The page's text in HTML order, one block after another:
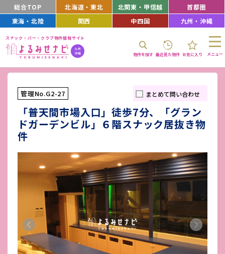
総合TOP 北海道・東北 北関東・甲信越
首都圏
東海・北陸
関西 中四国 九州・沖縄
スナック・バー・クラブ物件情報サイト
物件を探す 最近見た物件 お気に入り メニュー
管理No.G2-27 まとめて問い合わせ
「普天間市場入口」徒歩7分、「グラン
ドガーデンビル」６階スナック居抜き物
件